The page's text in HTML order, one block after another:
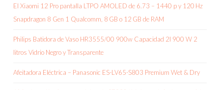
El Xiaomi 12 Pro pantalla LTPO AMOLED de 6.73 – 1440 p y 120 Hz
Snapdragon 8 Gen 1 Qualcomm, 8 GB o 12 GB de RAM
Philips Batidora de Vaso HR3555/00 900w Capacidad 2l 900 W 2
litros Vidrio Negro y Transparente
Afeitadora Eléctrica – Panasonic ES-LV65-S803 Premium Wet & Dry